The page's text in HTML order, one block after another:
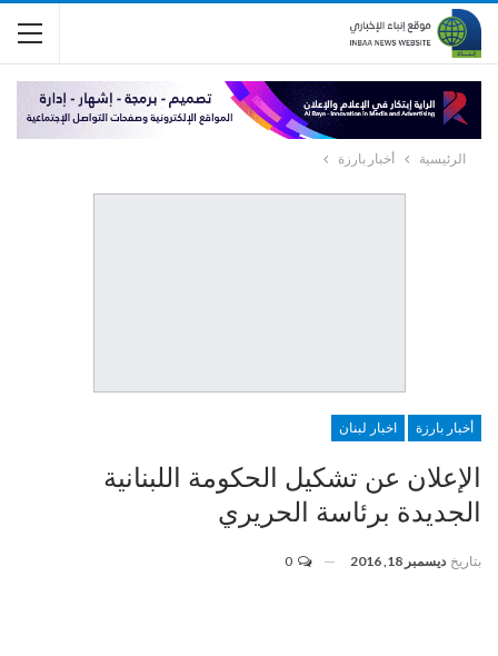
الرئيسية أخبار بارزة
أخبار بارزة اخبار لبنان
الإعلان عن تشكيل الحكومة اللبنانية
الجديدة برئاسة الحريري
بتاريخ ديسمبر 18, 2016